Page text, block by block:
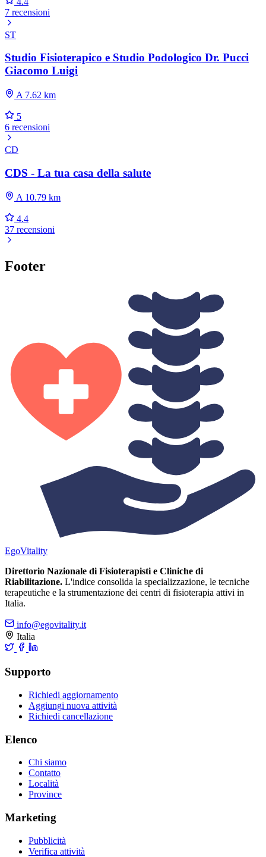
7 recensioni
ST
Studio Fisioterapico e Studio Podologico Dr. Pucci
Giacomo Luigi
A 7.62 km
5
6 recensioni
CD
CDS - La tua casa della salute
A 10.79 km
4.4
37 recensioni
Footer
EgoVitality
Direttorio Nazionale di Fisioterapisti e Cliniche di
Riabilitazione. L'indice consolida la specializzazione, le tecniche
terapeutiche e la strumentazione dei centri di fisioterapia attivi in
Italia.
info@egovitality.it
Italia
Supporto
Richiedi aggiornamento
Aggiungi nuova attività
Richiedi cancellazione
Elenco
Chi siamo
Contatto
Località
Province
Marketing
Pubblicità
Verifica attività